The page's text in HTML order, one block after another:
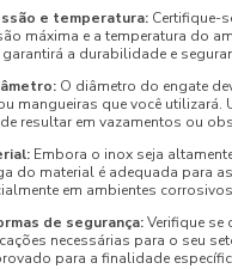
e temperatura: Certifique-
máxima e a temperatura do
a durabilidade e
O diâmetro do engate
mangueiras que você utilizará.
resultar em vazamentos ou
Embora o inox seja
do material é adequada para
em ambientes
de segurança:Verifique se
necessárias para o seu
para a finalidade